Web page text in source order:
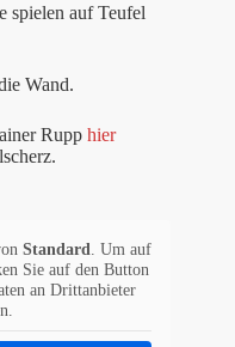
spielen auf Teufel
Wand.
Rupp hier
Standard
. Um auf
Sie auf den Button
an Drittanbieter